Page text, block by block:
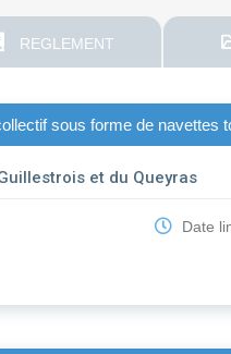
REGLEMENT
sous forme de
et du Queyras
Date